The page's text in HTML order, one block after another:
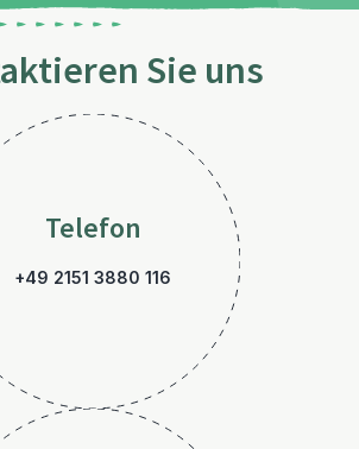
Sie uns
Telefon
+49 2151 3880 116